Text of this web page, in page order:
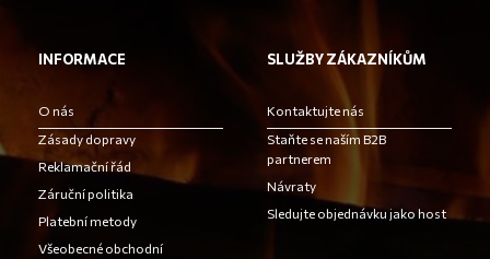
INFORMACE
O nás
Zásady dopravy
Reklamační řád
Záruční politika
Platební metody
Všeobecné obchodní
SLUŽBY ZÁKAZNÍKŮM
Kontaktujte nás
Staňte se naším B2B
partnerem
Návraty
Sledujte objednávku jako host